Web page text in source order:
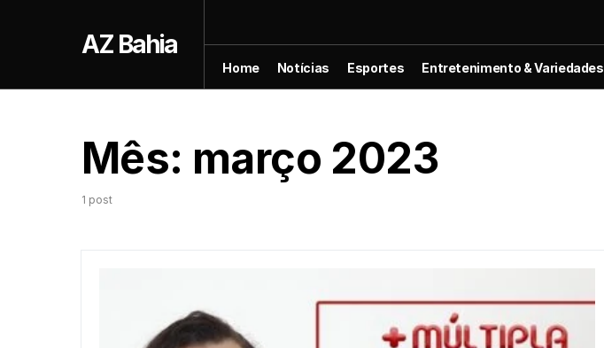
AZ Bahia
Home Notícias Esportes Entretenimento & Variedades
Mês: março 2023
1 post